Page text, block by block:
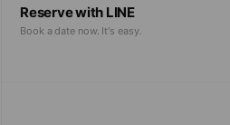
Reserve with LINE
Book a date now. It's easy.